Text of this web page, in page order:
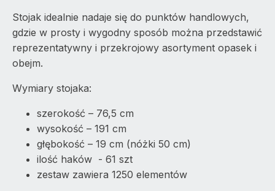
Stojak idealnie nadaje się do punktów handlowych,
gdzie w prosty i wygodny sposób można przedstawić
reprezentatywny i przekrojowy asortyment opasek i
obejm.
Wymiary stojaka:
szerokość – 76,5 cm
wysokość – 191 cm
głębokość – 19 cm (nóżki 50 cm)
ilość haków - 61 szt
zestaw zawiera 1250 elementów